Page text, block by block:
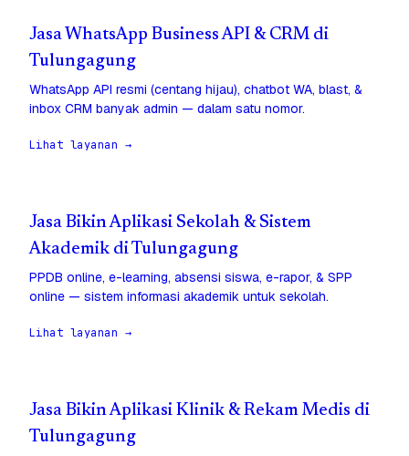
Jasa WhatsApp Business API & CRM di
Tulungagung
WhatsApp API resmi (centang hijau), chatbot WA, blast, &
inbox CRM banyak admin — dalam satu nomor.
Lihat layanan →
Jasa Bikin Aplikasi Sekolah & Sistem
Akademik di Tulungagung
PPDB online, e-learning, absensi siswa, e-rapor, & SPP
online — sistem informasi akademik untuk sekolah.
Lihat layanan →
Jasa Bikin Aplikasi Klinik & Rekam Medis di
Tulungagung